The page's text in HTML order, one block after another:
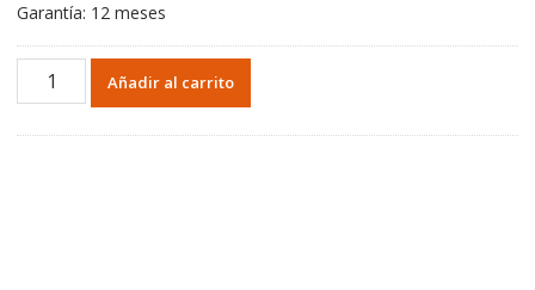
Garantía: 12 meses
Batería
original
Añadir al carrito